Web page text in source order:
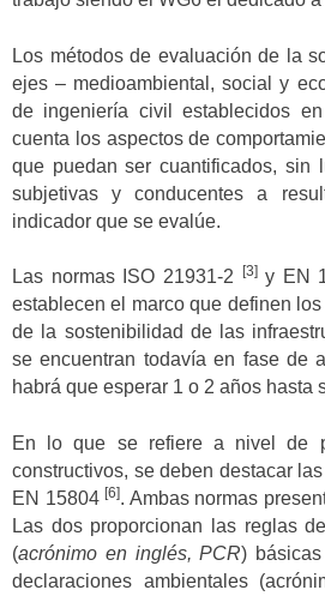
Los métodos de evaluación de la
ejes – medioambiental, social y
de ingeniería civil establecidos
cuenta los aspectos de
que puedan ser cuantificados, sin
subjetivas y conducentes a
indicador que se evalúe.
Las normas ISO 21931-2 [3]y EN
establecen el marco que definen
de la sostenibilidad de las
se encuentran todavía en fase de
habrá que esperar 1 o 2 años hasta
En lo que se refiere a nivel de
constructivos, se deben destacar
EN 15804 [6]. Ambas normas
Las dos proporcionan las reglas
(acrónimo en inglés, PCR)
declaraciones ambientales